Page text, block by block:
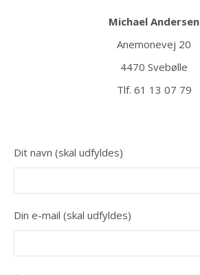
Michael Andersen
Anemonevej 20
4470 Svebølle
Tlf. 61 13 07 79
Dit navn (skal udfyldes)
Din e-mail (skal udfyldes)